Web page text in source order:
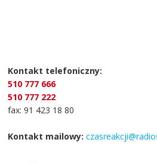
Kontakt telefoniczny:
510 777 666
510 777 222
fax: 91 423 18 80
Kontakt mailowy: